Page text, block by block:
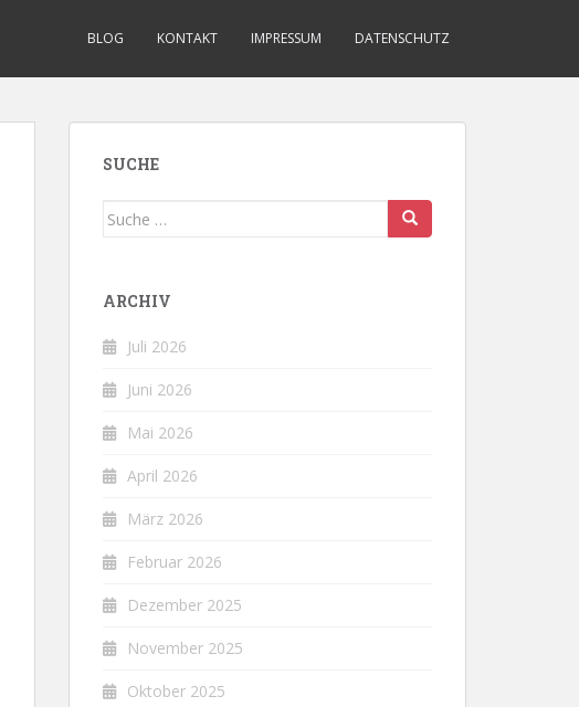
BLOG KONTAKT IMPRESSUM DATENSCHUTZ
SUCHE
Suche
ARCHIV
Juli 2026
Juni 2026
Mai 2026
April 2026
März 2026
Februar 2026
Dezember 2025
November 2025
Oktober 2025